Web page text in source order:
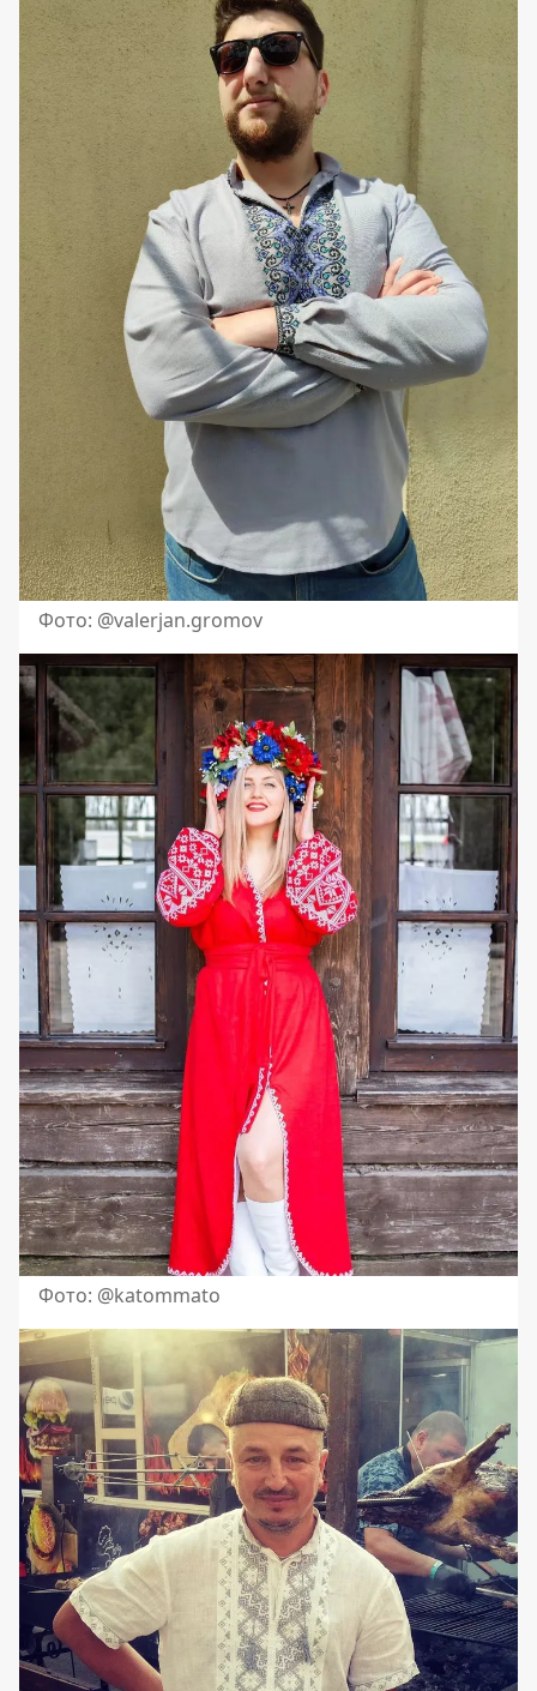
Фото: @valerjan.gromov
Фото: @katommato